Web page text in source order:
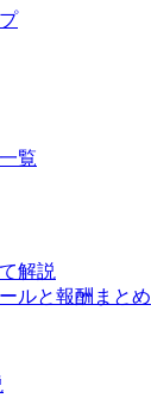
覧
解説
ルと報酬まとめ